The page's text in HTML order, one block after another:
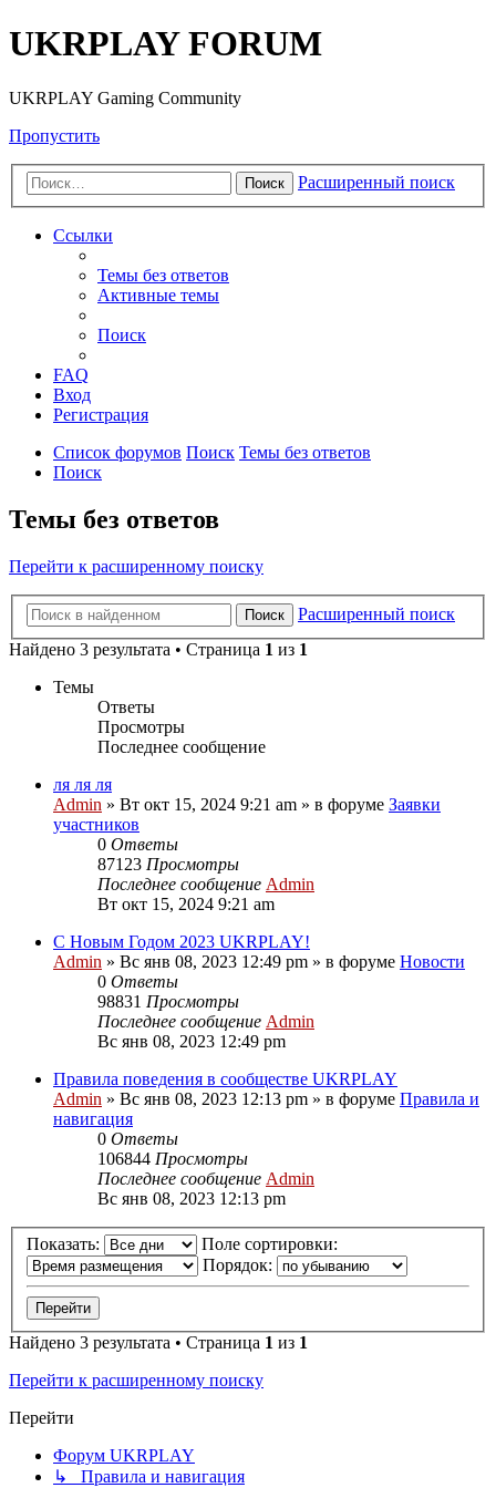
UKRPLAY FORUM
UKRPLAY Gaming Community
Пропустить
Поиск Расширенный поиск
Ссылки
Темы без ответов
Активные темы
Поиск
FAQ
Вход
Регистрация
Список форумов Поиск Темы без ответов
Поиск
Темы без ответов
Перейти к расширенному поиску
Поиск
Расширенный поиск
Найдено 3 результата • Страница 1 из 1
Темы
Ответы
Просмотры
Последнее сообщение
ля ля ля
Admin » Вт окт 15, 2024 9:21 am » в форуме Заявки
участников
0 Ответы
87123 Просмотры
Последнее сообщение Admin
Вт окт 15, 2024 9:21 am
С Новым Годом 2023 UKRPLAY!
Admin » Вс янв 08, 2023 12:49 pm » в форуме Новости
0 Ответы
98831 Просмотры
Последнее сообщение Admin
Вс янв 08, 2023 12:49 pm
Правила поведения в сообществе UKRPLAY
Admin » Вс янв 08, 2023 12:13 pm » в форуме Правила и
навигация
0 Ответы
106844 Просмотры
Последнее сообщение Admin
Вс янв 08, 2023 12:13 pm
Показать:
Поле сортировки:
Порядок:
Найдено 3 результата • Страница 1 из 1
Перейти к расширенному поиску
Перейти
Форум UKRPLAY
↳ Правила и навигация